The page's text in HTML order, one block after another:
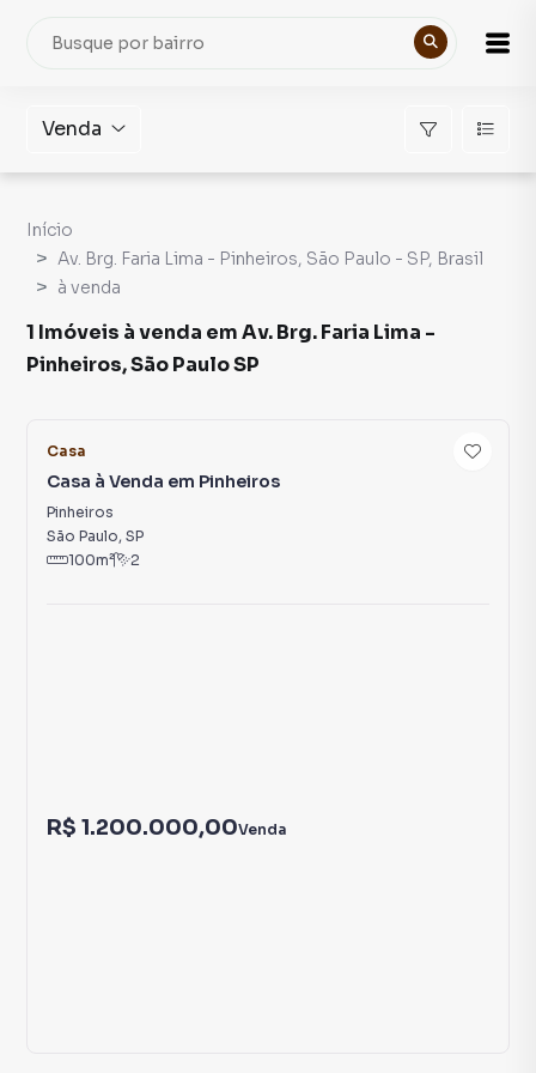
Venda
Início
Av. Brg. Faria Lima - Pinheiros, São Paulo - SP, Brasil
à venda
1 Imóveis à venda em Av. Brg. Faria Lima -
Pinheiros, São Paulo SP
Casa
Casa à Venda em Pinheiros
Pinheiros
São Paulo, SP
100m² 2
R$ 1.200.000,00Venda